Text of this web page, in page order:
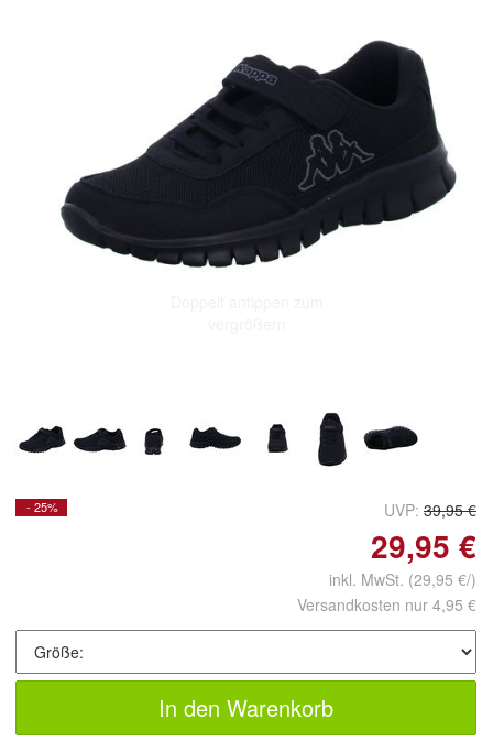
- 25% UVP: 39,95 €
29,95 €
inkl. MwSt. (29,95 €/)
Versandkosten nur 4,95 €
In den Warenkorb